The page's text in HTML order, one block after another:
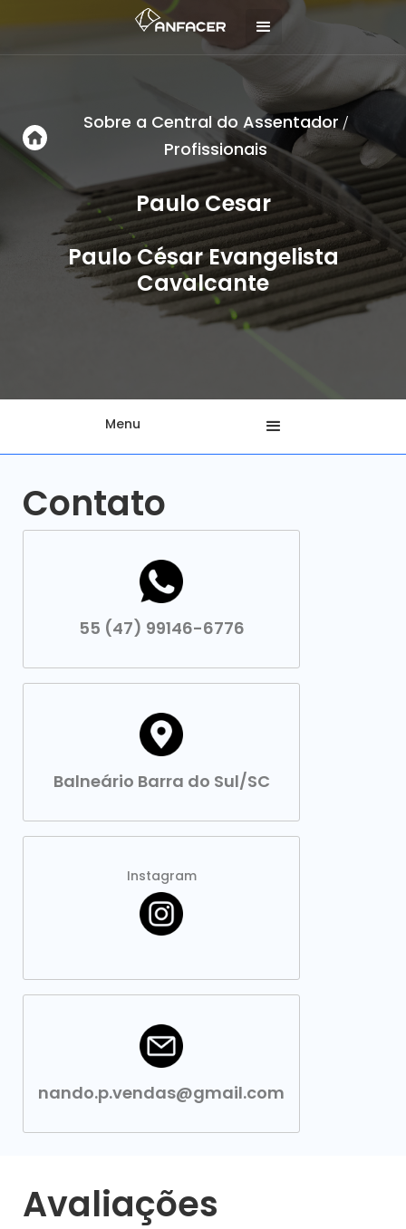
Sobre a Central do Assentador /
Profissionais
Paulo Cesar
Paulo César Evangelista
Cavalcante
Menu
Contato
55 (47) 99146-6776
Balneário Barra do Sul/SC
Instagram
nando.p.vendas@gmail.com
Avaliações